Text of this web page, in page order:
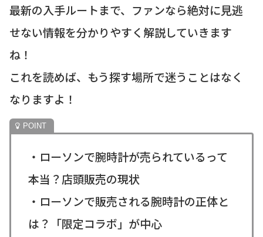
最新の入手ルートまで、ファンなら絶対に見逃
せない情報を分かりやすく解説していきます
ね！
これを読めば、もう探す場所で迷うことはなく
なりますよ！
・ローソンで腕時計が売られているって
本当？店頭販売の現状
・ローソンで販売される腕時計の正体と
は？「限定コラボ」が中心